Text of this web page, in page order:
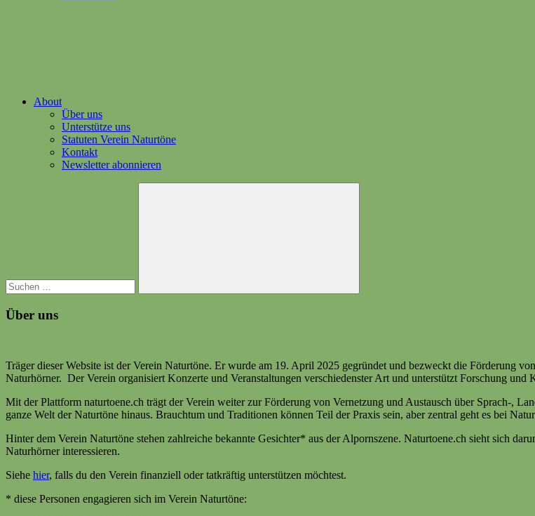
About
Über uns
Unterstütze uns
Statuten Verein Naturtöne
Kontakt
Newsletter abonnieren
Suchen
Über uns
Träger dieser Website ist der Verein Naturtöne. Er wurde am 19. April 2025 gegründet und bezweckt die Förderung
Naturhörner. Der Verein organisiert Konzerte und Veranstaltungen verschiedenster Art und unterstützt Forschung und
Mit der Plattform naturtoene.ch trägt der Verein weiter zur Förderung von Vernetzung und Austausch über Sprach-,
ganze Welt der Naturtöne hinaus. Brauchtum und Traditionen können Teil der Praxis sein, aber zentral geht es bei
Hinter dem Verein Naturtöne stehen zahlreiche bekannte Gesichter* aus der Alpornszene. Naturtoene.ch sieht sich
Naturhörner interessieren.
Siehe hier, falls du den Verein finanziell oder tatkräftig unterstützen möchtest.
* diese Personen engagieren sich im Verein Naturtöne: